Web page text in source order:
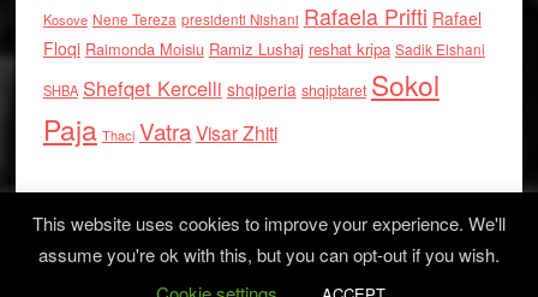
Kosove Nene Tereza presidenti Nishani Rafaela Prifti Rafael
Floqi Raimonda Moisiu Ramiz Lushaj reshat kripa Sadik Elshani
SHBA Shefqet Kercelli shqiperia shqiptaret Sokol
Paja Thaci VatraVisar Zhiti
Log in
This website uses cookies to improve your experience. We'll
assume you're ok with this, but you can opt-out if you wish.